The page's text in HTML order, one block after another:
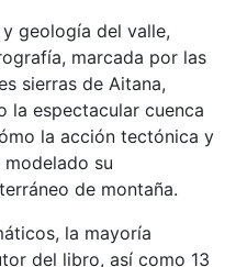
geología del valle,
marcada por las
sierras de Aitana,
la espectacular cuenca
la acción tectónica y
su
de montaña.
la mayoría
del libro, así como 13